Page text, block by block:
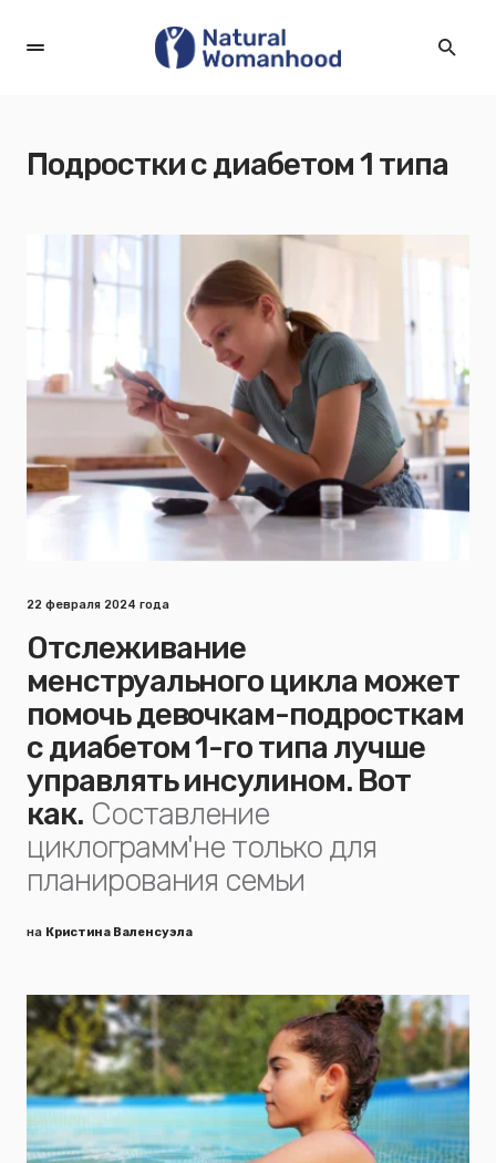
Подростки с диабетом 1 типа
22 февраля 2024 года
Отслеживание
менструального цикла может
помочь девочкам-подросткам
с диабетом 1-го типа лучше
управлять инсулином. Вот
как. Составление
циклограмм'не только для
планирования семьи
на Кристина Валенсуэла